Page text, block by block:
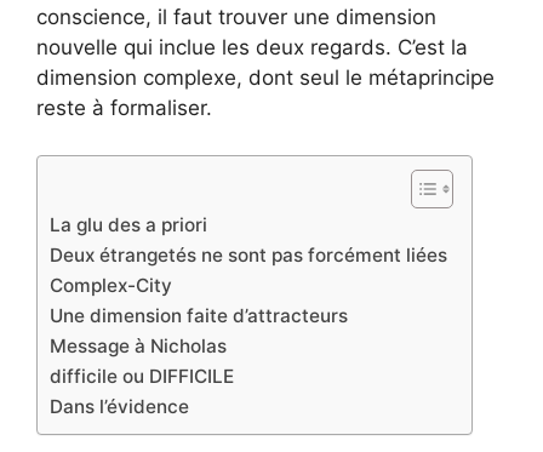
conscience, il faut trouver une dimension
nouvelle qui inclue les deux regards. C’est la
dimension complexe, dont seul le métaprincipe
reste à formaliser.
La glu des a priori
Deux étrangetés ne sont pas forcément liées
Complex-City
Une dimension faite d’attracteurs
Message à Nicholas
difficile ou DIFFICILE
Dans l’évidence